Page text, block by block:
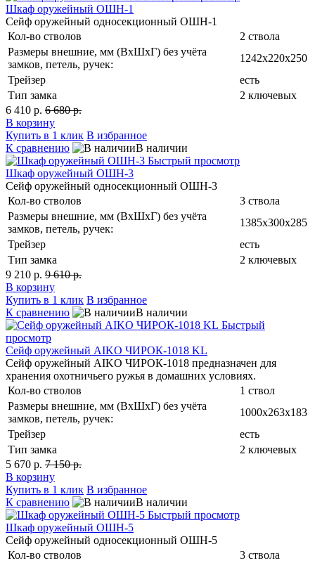
Шкаф оружейный ОШН-1
Сейф оружейный односекционный ОШН-1
Кол-во стволов
2 ствола
Размеры внешние, мм (ВхШхГ) без учёта
замков, петель, ручек:
1242х220х250
Трейзер
есть
Тип замка
2 ключевых
6 410 р. 6 680 р.
В корзину
Купить в 1 клик В избранное
К сравнению
В наличии
Быстрый просмотр
Шкаф оружейный ОШН-3
Сейф оружейный односекционный ОШН-3
Кол-во стволов
3 ствола
Размеры внешние, мм (ВхШхГ) без учёта
замков, петель, ручек:
1385х300х285
Трейзер
есть
Тип замка
2 ключевых
9 210 р. 9 610 р.
В корзину
Купить в 1 клик В избранное
К сравнению
В наличии
Быстрый
просмотр
Сейф оружейный AIKO ЧИРОК-1018 KL
Сейф оружейный AIKO ЧИРОК-1018 предназначен для
хранения охотничьего ружья в домашних условиях.
Кол-во стволов
1 ствол
Размеры внешние, мм (ВхШхГ) без учёта
замков, петель, ручек:
1000x263x183
Трейзер
есть
Тип замка
2 ключевых
5 670 р. 7 150 р.
В корзину
Купить в 1 клик В избранное
К сравнению
В наличии
Быстрый просмотр
Шкаф оружейный ОШН-5
Сейф оружейный односекционный ОШН-5
Кол-во стволов
3 ствола